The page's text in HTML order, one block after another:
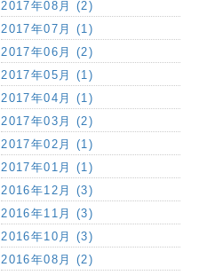
2017年08月 (2)
2017年07月 (1)
2017年06月 (2)
2017年05月 (1)
2017年04月 (1)
2017年03月 (2)
2017年02月 (1)
2017年01月 (1)
2016年12月 (3)
2016年11月 (3)
2016年10月 (3)
2016年08月 (2)